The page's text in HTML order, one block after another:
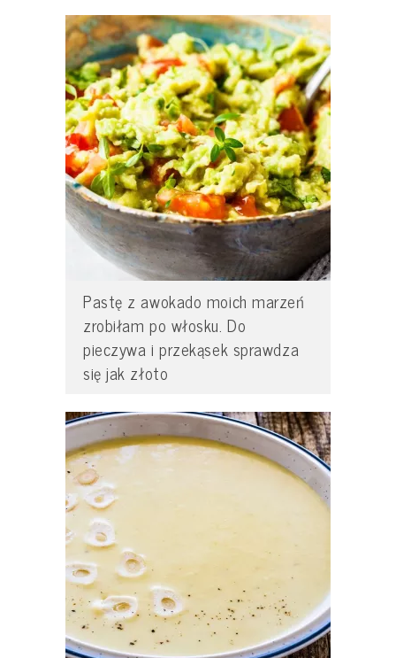
Pastę z awokado moich marzeń
zrobiłam po włosku. Do
pieczywa i przekąsek sprawdza
się jak złoto